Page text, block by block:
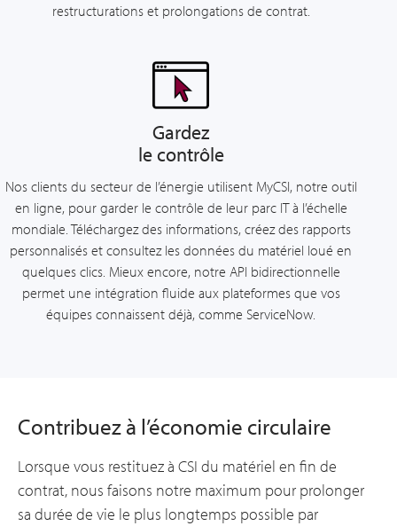
restructurations et prolongations de contrat.
Gardez
le contrôle
Nos clients du secteur de l’énergie utilisent MyCSI, notre outil
en ligne, pour garder le contrôle de leur parc IT à l’échelle
mondiale. Téléchargez des informations, créez des rapports
personnalisés et consultez les données du matériel loué en
quelques clics. Mieux encore, notre API bidirectionnelle
permet une intégration fluide aux plateformes que vos
équipes connaissent déjà, comme ServiceNow.
Contribuez à l’économie circulaire
Lorsque vous restituez à CSI du matériel en fin de
contrat, nous faisons notre maximum pour prolonger
sa durée de vie le plus longtemps possible par